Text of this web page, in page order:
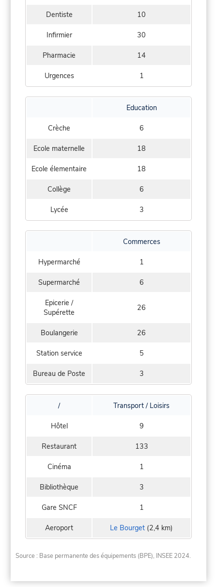
Dentiste 10
Infirmier 30
Pharmacie 14
Urgences 1
Education
Crèche 6
Ecole maternelle 18
Ecole élementaire 18
Collège 6
Lycée 3
Commerces
Hypermarché 1
Supermarché 6
Epicerie /
Supérette
26
Boulangerie 26
Station service 5
Bureau de Poste 3
/ Transport / Loisirs
Hôtel 9
Restaurant 133
Cinéma 1
Bibliothèque 3
Gare SNCF 1
Aeroport Le Bourget (2,4 km)
Source : Base permanente des équipements (BPE), INSEE 2024.